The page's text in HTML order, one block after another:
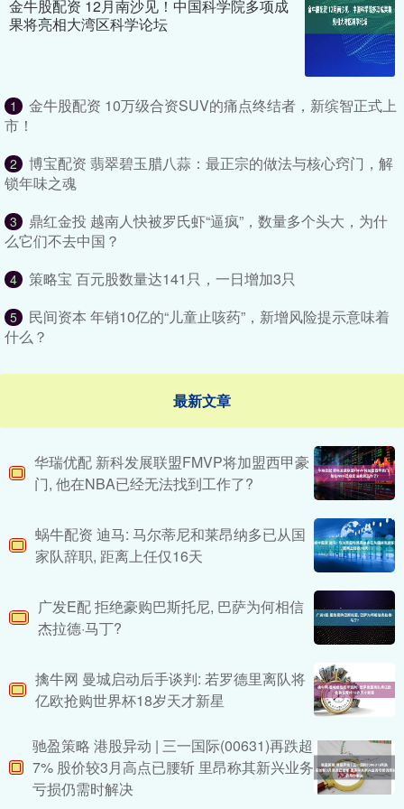
金牛股配资 12月南沙见！中国科学院多项成
果将亮相大湾区科学论坛
1
金牛股配资 10万级合资SUV的痛点终结者，新缤智正式上
市！
2
博宝配资 翡翠碧玉腊八蒜：最正宗的做法与核心窍门，解
锁年味之魂
3
鼎红金投 越南人快被罗氏虾“逼疯”，数量多个头大，为什
么它们不去中国？
4 策略宝 百元股数量达141只，一日增加3只
5
民间资本 年销10亿的“儿童止咳药”，新增风险提示意味着
什么？
最新文章
华瑞优配 新科发展联盟FMVP将加盟西甲豪
门, 他在NBA已经无法找到工作了?
蜗牛配资 迪马: 马尔蒂尼和莱昂纳多已从国
家队辞职, 距离上任仅16天
广发E配 拒绝豪购巴斯托尼, 巴萨为何相信
杰拉德·马丁?
擒牛网 曼城启动后手谈判: 若罗德里离队将
亿欧抢购世界杯18岁天才新星
驰盈策略 港股异动 | 三一国际(00631)再跌超
7% 股价较3月高点已腰斩 里昂称其新兴业务
亏损仍需时解决